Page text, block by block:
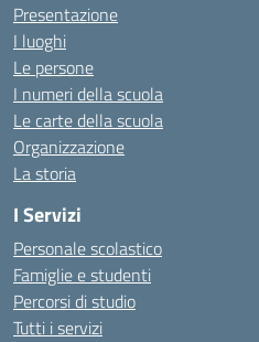
Presentazione
I luoghi
Le persone
I numeri della scuola
Le carte della scuola
Organizzazione
La storia
I Servizi
Personale scolastico
Famiglie e studenti
Percorsi di studio
Tutti i servizi